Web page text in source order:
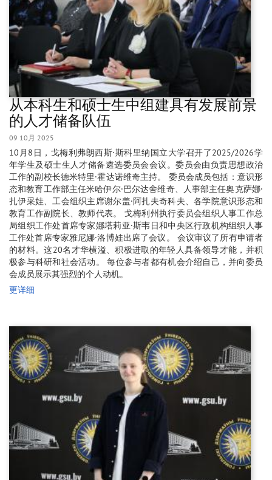
从本科生和硕士生中组建具有发展前景
的人才储备队伍
09 10月 2025
10月8日，戈梅利弗朗西斯·斯科里纳国立大学召开了2025/2026学
年学生及硕士生人才储备遴选委员会会议。委员会由负责思想政治
工作的副校长德米特里·霍达诺维奇主持。 委员会成员包括：意识形
态和教育工作部主任米哈伊尔·巴尔达舍维奇、人事部主任奥克萨娜·
扎伊采娃、工会组织主席谢尔盖·阿扎夫奇科夫、各学院意识形态和
教育工作副院长、教师代表。 戈梅利州执行委员会组织人事工作总
局组织工作处首席专家娜塔莉亚·斯韦日和中央区行政机构组织人事
工作处首席专家雅尼娜·洛博娃出席了会议。 会议审议了所有申请者
的材料。这20名才华横溢、积极进取的年轻人具备领导才能，并积
极参与科研和社会活动。 每位参与者都有机会介绍自己，并向委员
会成员展示其强烈的个人动机。
更详细